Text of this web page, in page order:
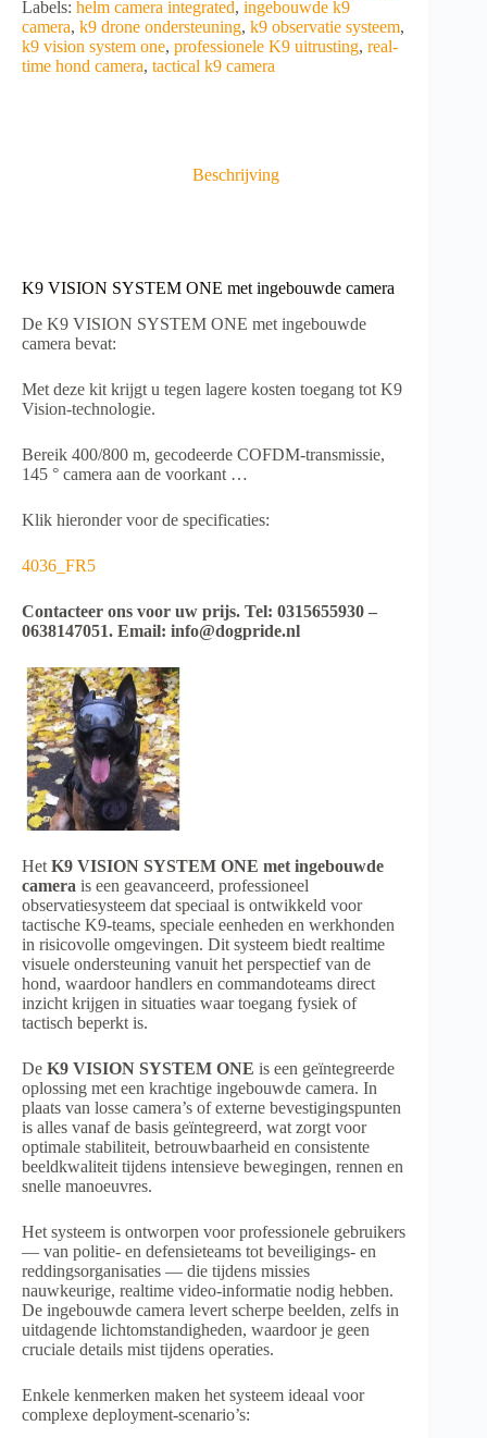
Labels: helm camera integrated, ingebouwde k9
camera, k9 drone ondersteuning, k9 observatie systeem,
k9 vision system one, professionele K9 uitrusting, real-
time hond camera, tactical k9 camera
Beschrijving
K9 VISION SYSTEM ONE met ingebouwde camera
De K9 VISION SYSTEM ONE met ingebouwde
camera bevat:
Met deze kit krijgt u tegen lagere kosten toegang tot K9
Vision-technologie.
Bereik 400/800 m, gecodeerde COFDM-transmissie,
145 ° camera aan de voorkant …
Klik hieronder voor de specificaties:
4036_FR5
Contacteer ons voor uw prijs. Tel: 0315655930 –
0638147051. Email: info@dogpride.nl
Het K9 VISION SYSTEM ONE met ingebouwde
camera is een geavanceerd, professioneel
observatiesysteem dat speciaal is ontwikkeld voor
tactische K9-teams, speciale eenheden en werkhonden
in risicovolle omgevingen. Dit systeem biedt realtime
visuele ondersteuning vanuit het perspectief van de
hond, waardoor handlers en commandoteams direct
inzicht krijgen in situaties waar toegang fysiek of
tactisch beperkt is.
De K9 VISION SYSTEM ONE is een geïntegreerde
oplossing met een krachtige ingebouwde camera. In
plaats van losse camera’s of externe bevestigingspunten
is alles vanaf de basis geïntegreerd, wat zorgt voor
optimale stabiliteit, betrouwbaarheid en consistente
beeldkwaliteit tijdens intensieve bewegingen, rennen en
snelle manoeuvres.
Het systeem is ontworpen voor professionele gebruikers
— van politie- en defensieteams tot beveiligings- en
reddingsorganisaties — die tijdens missies
nauwkeurige, realtime video-informatie nodig hebben.
De ingebouwde camera levert scherpe beelden, zelfs in
uitdagende lichtomstandigheden, waardoor je geen
cruciale details mist tijdens operaties.
Enkele kenmerken maken het systeem ideaal voor
complexe deployment-scenario’s: